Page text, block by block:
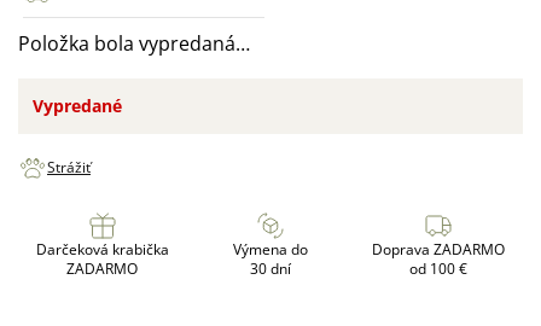
Vypredané
Položka bola vypredaná…
Strážiť
Darčeková krabička
ZADARMO
Výmena do
30 dní
Doprava ZADARMO
od 100 €